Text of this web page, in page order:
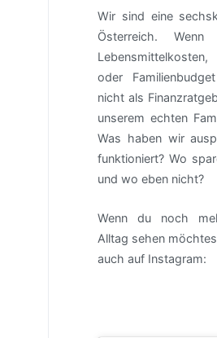
Wir sind eine
Österreich.
oder
nicht als
unserem echten
Was haben wir
funktioniert? Wo
und wo eben nicht?
Wenn du noch
Alltag sehen
auch auf Instagram: